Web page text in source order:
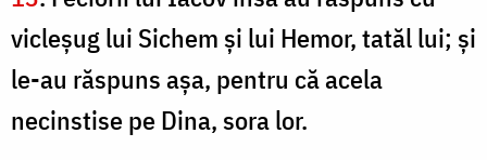
vicleşug lui Sichem şi lui Hemor, tatăl lui; şi
le-au răspuns aşa, pentru că acela
necinstise pe Dina, sora lor.